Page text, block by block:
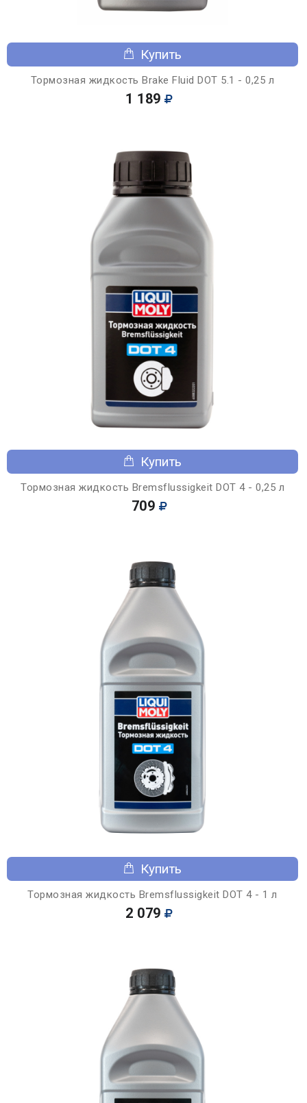
Купить
Тормозная жидкость Brake Fluid DOT 5.1 - 0,25 л
1 189
Купить
Тормозная жидкость Bremsflussigkeit DOT 4 - 0,25 л
709
Купить
Тормозная жидкость Bremsflussigkeit DOT 4 - 1 л
2 079